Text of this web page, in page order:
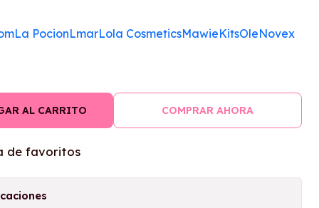
La PocionLmarLola CosmeticsMawieKitsOleNovex
AL CARRITO COMPRAR AHORA
de favoritos